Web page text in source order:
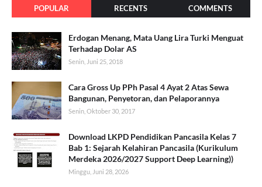
POPULAR RECENTS COMMENTS
Erdogan Menang, Mata Uang Lira Turki Menguat
Terhadap Dolar AS
Senin, Juni 25, 2018
Cara Gross Up PPh Pasal 4 Ayat 2 Atas Sewa
Bangunan, Penyetoran, dan Pelaporannya
Senin, Oktober 30, 2017
Download LKPD Pendidikan Pancasila Kelas 7
Bab 1: Sejarah Kelahiran Pancasila (Kurikulum
Merdeka 2026/2027 Support Deep Learning))
Minggu, Juni 28, 2026